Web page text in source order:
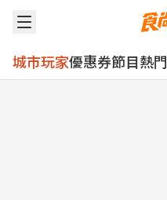
城市玩家優惠券節目熱門